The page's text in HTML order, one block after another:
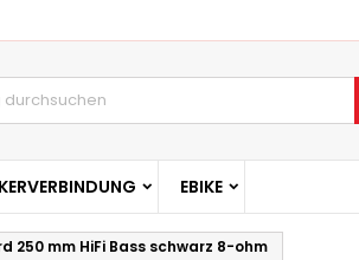
EBIKE
250 mm HiFi Bass schwarz 8-ohm